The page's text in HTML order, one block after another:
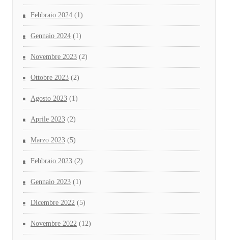
Febbraio 2024 (1)
Gennaio 2024 (1)
Novembre 2023 (2)
Ottobre 2023 (2)
Agosto 2023 (1)
Aprile 2023 (2)
Marzo 2023 (5)
Febbraio 2023 (2)
Gennaio 2023 (1)
Dicembre 2022 (5)
Novembre 2022 (12)